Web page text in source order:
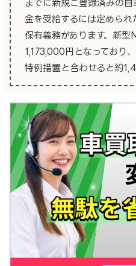
までに新規ご登録済みの
金を受給するには定めら
保有義務があります。新
1,173,000円となっており
特例措置と合わせると約